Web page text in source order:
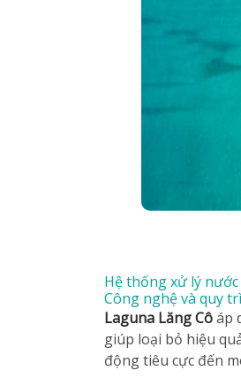
Hệ thống xử lý
Công nghệ và quy
Laguna Lăng Côáp
giúp loại bỏ hiệu
động tiêu cực đến